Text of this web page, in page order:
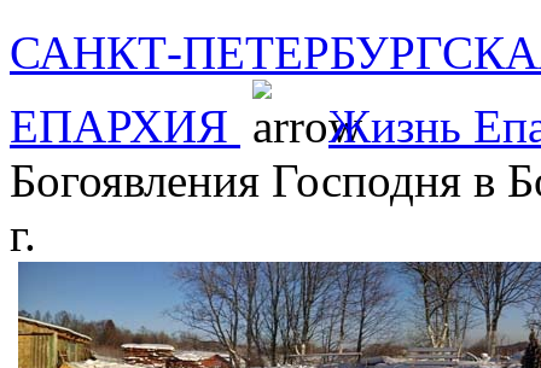
САНКТ-
ЕПАРХИЯ
Жизнь
Богоявления Господня в
г.